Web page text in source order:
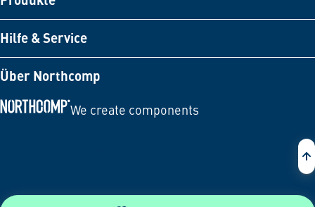
Hilfe & Service
Über Northcomp
We create components